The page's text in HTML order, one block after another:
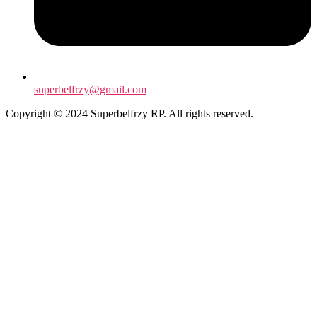
superbelfrzy@gmail.com
Copyright © 2024 Superbelfrzy RP. All rights reserved.